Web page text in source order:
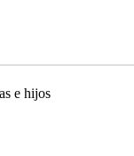
e hijos